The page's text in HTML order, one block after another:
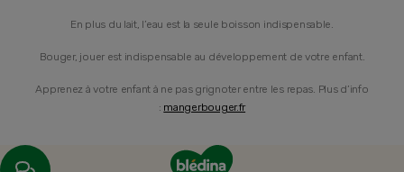
En plus du lait, l’eau est la seule boisson indispensable.
Bouger, jouer est indispensable au développement de votre enfant.
Apprenez à votre enfant à ne pas grignoter entre les repas. Plus d’info
: mangerbouger.fr